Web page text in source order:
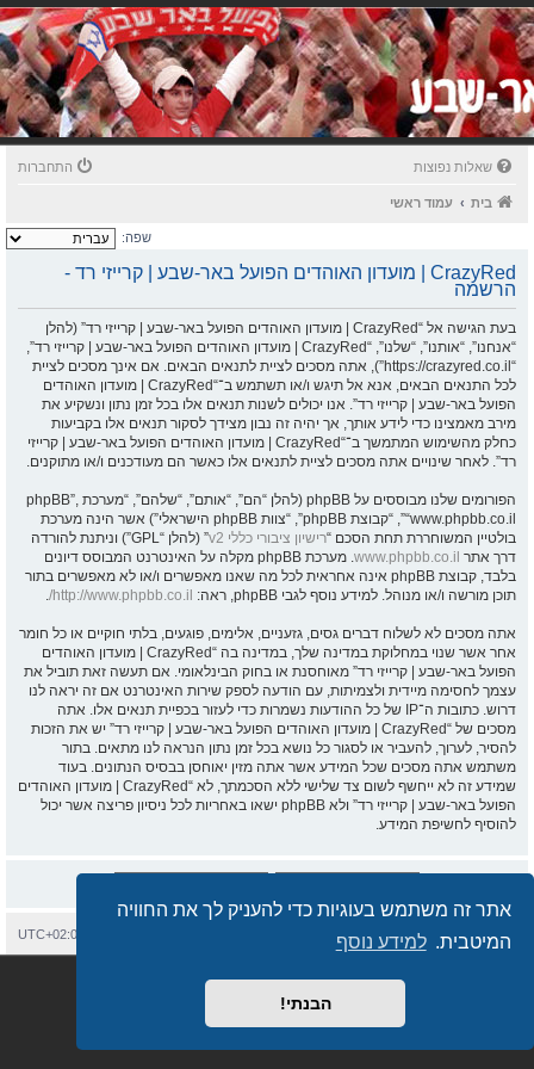
אתר זה משתמש בעוגיות כדי להעניק לך את החוויה
המיטבית. למידע נוסף
הבנתי!
שאלות נפוצות התחברות
בית עמוד ראשי
שפה:
CrazyRed | מועדון האוהדים הפועל באר-שבע | קרייזי רד -
הרשמה
בעת הגישה אל “CrazyRed | מועדון האוהדים הפועל באר-שבע | קרייזי רד” (להלן
“אנחנו”, “אותנו”, “שלנו”, “CrazyRed | מועדון האוהדים הפועל באר-שבע | קרייזי רד”,
“https://crazyred.co.il”), אתה מסכים לציית לתנאים הבאים. אם אינך מסכים לציית
לכל התנאים הבאים, אנא אל תיגש ו/או תשתמש ב־“CrazyRed | מועדון האוהדים
הפועל באר-שבע | קרייזי רד”. אנו יכולים לשנות תנאים אלו בכל זמן נתון ונשקיע את
מירב מאמצינו כדי לידע אותך, אך יהיה זה נבון מצידך לסקור תנאים אלו בקביעות
כחלק מהשימוש המתמשך ב־“CrazyRed | מועדון האוהדים הפועל באר-שבע | קרייזי
רד”. לאחר שינויים אתה מסכים לציית לתנאים אלו כאשר הם מעודכנים ו/או מתוקנים.
הפורומים שלנו מבוססים על phpBB (להלן “הם”, “אותם”, “שלהם”, “מערכת phpBB”,
“www.phpbb.co.il”, “קבוצת phpBB”, “צוות phpBB הישראלי”) אשר הינה מערכת
בולטיין המשוחררת תחת הסכם “רישיון ציבורי כללי v2
” (להלן “GPL”) וניתנת להורדה
דרך אתר www.phpbb.co.il
. מערכת phpBB מקלה על האינטרנט המבוסס דיונים
בלבד, קבוצת phpBB אינה אחראית לכל מה שאנו מאפשרים ו/או לא מאפשרים בתור
תוכן מורשה ו/או מנוהל. למידע נוסף לגבי phpBB, ראה:
http://www.phpbb.co.il/
.
אתה מסכים לא לשלוח דברים גסים, גזעניים, אלימים, פוגעים, בלתי חוקיים או כל חומר
אחר אשר שנוי במחלוקת במדינה שלך, במדינה בה “CrazyRed | מועדון האוהדים
הפועל באר-שבע | קרייזי רד” מאוחסנת או בחוק הבינלאומי. אם תעשה זאת תוביל את
עצמך לחסימה מיידית ולצמיתות, עם הודעה לספק שירות האינטרנט אם זה יראה לנו
דרוש. כתובות ה־IP של כל ההודעות נשמרות כדי לעזור בכפיית תנאים אלו. אתה
מסכים של “CrazyRed | מועדון האוהדים הפועל באר-שבע | קרייזי רד” יש את הזכות
להסיר, לערוך, להעביר או לסגור כל נושא בכל זמן נתון הנראה לנו מתאים. בתור
משתמש אתה מסכים שכל המידע אשר אתה מזין יאוחסן בבסיס הנתונים. בעוד
שמידע זה לא ייחשף לשום צד שלישי ללא הסכמתך, לא “CrazyRed | מועדון האוהדים
הפועל באר-שבע | קרייזי רד” ולא phpBB ישאו באחריות לכל ניסיון פריצה אשר יכול
להוסיף לחשיפת המידע.
בית עמוד ראשי UTC+02:00 יצירת קשר
מופעל על ידיphpBB
® Forum Software © phpBB Limited